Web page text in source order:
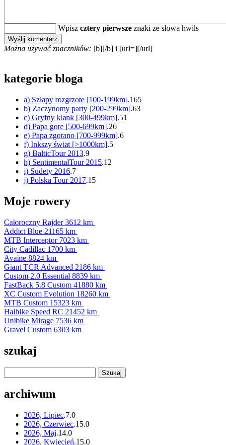
Wpisz cztery pierwsze znaki ze słowa hwils
Można używać znaczników: [b][/b] i [url=][/url]
kategorie bloga
a) Szłapy rozgrzote [100-199km].165
b) Zaczynomy party [200-299km].63
c) Gryfny klank [300-499km].51
d) Papa gore [500-699km].26
e) Papa zgorano [700-999km].6
f) Inkszy świat [>1000km].5
g) BalticTour 2013.9
h) SentimentalTour 2015.12
i) Sudety 2016.7
j) Polska Tour 2017.15
Moje rowery
Całoroczny Rajder3612 km
Addict Blue 21165 km
MTB Interceptor 7023 km
City Cadillac 1700 km
Avaine 8824 km
Giant TCR Advanced 2186 km
Custom 2.0 Essential 8839 km
FastBack 5.8 Custom 41880 km
XC Custom Evolution 18260 km
MTB Custom 15323 km
Haibike Speed RC 21452 km
Unibike Mirage 7536 km
Gravel Custom 6303 km
szukaj
archiwum
2026, Lipiec.7.0
2026, Czerwiec.15.0
2026, Maj.14.0
2026, Kwiecień.15.0